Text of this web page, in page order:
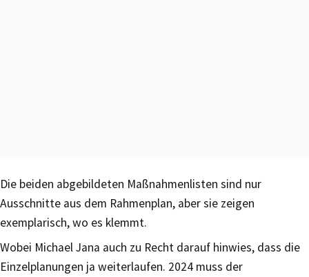
Die beiden abgebildeten Maßnahmenlisten sind nur
Ausschnitte aus dem Rahmenplan, aber sie zeigen
exemplarisch, wo es klemmt.
Wobei Michael Jana auch zu Recht darauf hinwies, dass die
Einzelplanungen ja weiterlaufen. 2024 muss der